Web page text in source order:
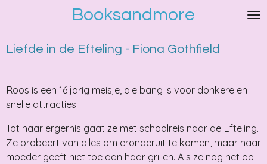
de
Booksandmore
Liefde in de Efteling - Fiona Gothfield
Roos is een 16 jarig meisje, die bang is voor donkere en
snelle attracties.
Tot haar ergernis gaat ze met schoolreis naar de Efteling.
Ze probeert van alles om eronderuit te komen, maar haar
moeder geeft niet toe aan haar grillen. Als ze nog net op